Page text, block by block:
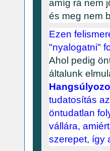
amíg rá nem
és meg nem
Ezen
"nyalogatni"
Ahol pedig
általunk
tudatosítás
öntudatlan
vállára,
szerepet, így